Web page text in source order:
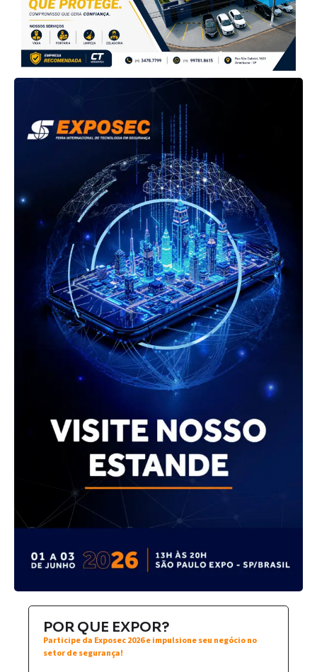
POR QUE EXPOR?
Participe da Exposec 2026 e impulsione seu negócio no
setor de segurança!